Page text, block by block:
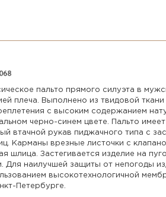
пальто прямого силуэта в
плеча. Выполнено из твидовой ткани
с высоким содержанием
черно-синем цвете. Пальто имеет
втачной рукав пиджачного типа с
Карманы врезные листочки с
шлица. Застегивается изделие на
Для наилучшей защиты от непогоды
высокотехнологичной
Петербурге.